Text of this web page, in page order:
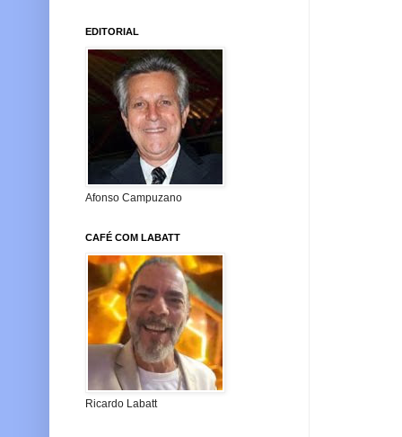
EDITORIAL
Afonso Campuzano
CAFÉ COM LABATT
Ricardo Labatt